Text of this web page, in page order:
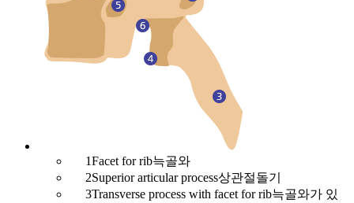
1Facet for rib늑골와
2Superior articular process상관절돌기
3Transverse process with facet for rib늑골와가 있